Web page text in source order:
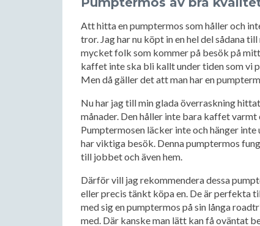
Att hitta en pumptermos som håller och
tror. Jag har nu köpt in en hel del sådana
mycket folk som kommer på besök på
kaffet inte ska bli kallt under tiden som vi
Men då gäller det att man har en
Nu har jag till min glada överraskning
månader. Den håller inte bara kaffet
Pumptermosen läcker inte och hänger
har viktiga besök. Denna pumptermos
till jobbet och även hem.
Därför vill jag rekommendera dessa
eller precis tänkt köpa en. De är perfekta
med sig en pumptermos på sin långa
med. Där kanske man lätt kan få oväntat